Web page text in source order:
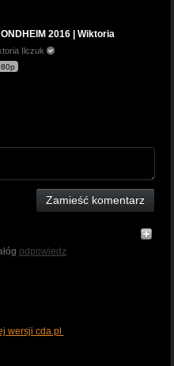
2016 | Wiktoria
Ilczuk
Zamieść komentarz
odpowiedz
wersji cda.pl